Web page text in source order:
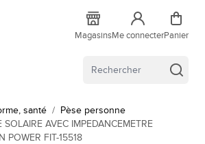
MagasinsMe connecterPanier
santé / Pèse personne
SOLAIRE AVEC IMPEDANCEMETRE
POWER FIT-15518